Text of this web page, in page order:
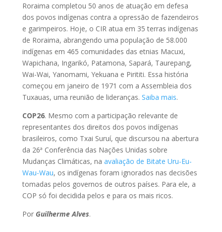
Roraima completou 50 anos de atuação em defesa
dos povos indígenas contra a opressão de fazendeiros
e garimpeiros. Hoje, o CIR atua em 35 terras indígenas
de Roraima, abrangendo uma população de 58.000
indígenas em 465 comunidades das etnias Macuxi,
Wapichana, Ingarikó, Patamona, Sapará, Taurepang,
Wai-Wai, Yanomami, Yekuana e Pirititi. Essa história
começou em janeiro de 1971 com a Assembleia dos
Tuxauas, uma reunião de lideranças. Saiba mais.
COP26. Mesmo com a participação relevante de
representantes dos direitos dos povos indígenas
brasileiros, como Txai Suruí, que discursou na abertura
da 26ª Conferência das Nações Unidas sobre
Mudanças Climáticas, na avaliação de Bitate Uru-Eu-
Wau-Wau, os indígenas foram ignorados nas decisões
tomadas pelos governos de outros países. Para ele, a
COP só foi decidida pelos e para os mais ricos.
Por Guilherme Alves.